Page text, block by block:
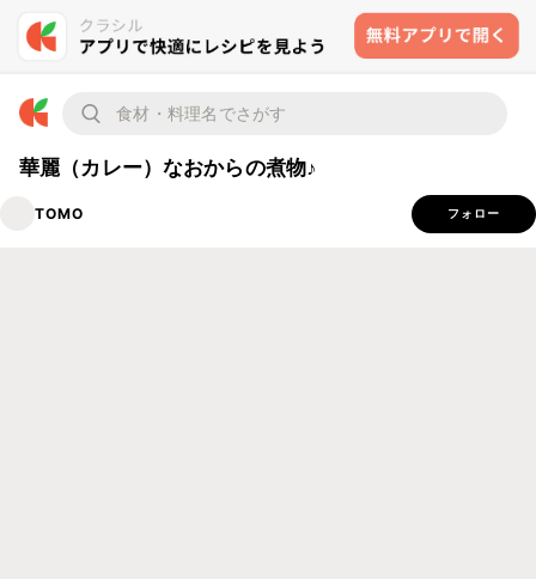
華麗（カレー）なおからの煮物♪
TOMO フォロー